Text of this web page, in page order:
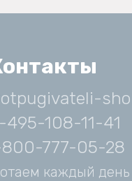
495-108-11-41
777-05-28
каждый день